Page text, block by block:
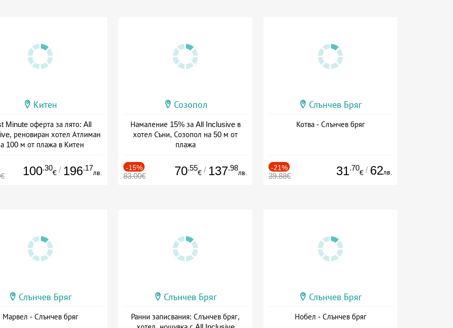
Китен
Minute оферта за лято: All
реновиран хотел Атлиман
100 м от плажа в Китен
100.30
€ / 196.17
лв.
Созопол
Намаление 15% за All Inclusive в
хотел Съни, Созопол на 50 м от
плажа
-15%
83.00€ 70.55
€ / 137.98
лв.
Слънчев Бряг
Котва - Слънчев бряг
-21%
39.88€ 31.70
€ / 62лв.
Слънчев Бряг
Марвел - Слънчев бряг
Слънчев Бряг
Ранни записвания: Слънчев бряг,
Слънчев Бряг
Нобел - Слънчев бряг